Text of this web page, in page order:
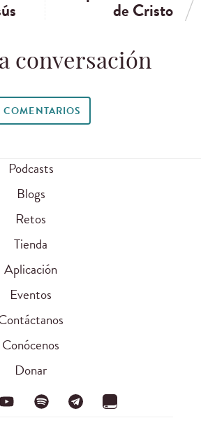
de Cristo
conversación
COMENTARIOS
Podcasts
Blogs
Retos
Tienda
Aplicación
Eventos
Conócenos
Donar